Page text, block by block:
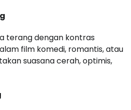
terang dengan kontras
film komedi, romantis, atau
suasana cerah, optimis,